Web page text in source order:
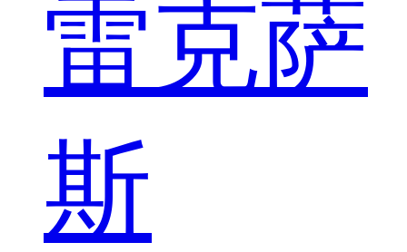
雷克萨
斯